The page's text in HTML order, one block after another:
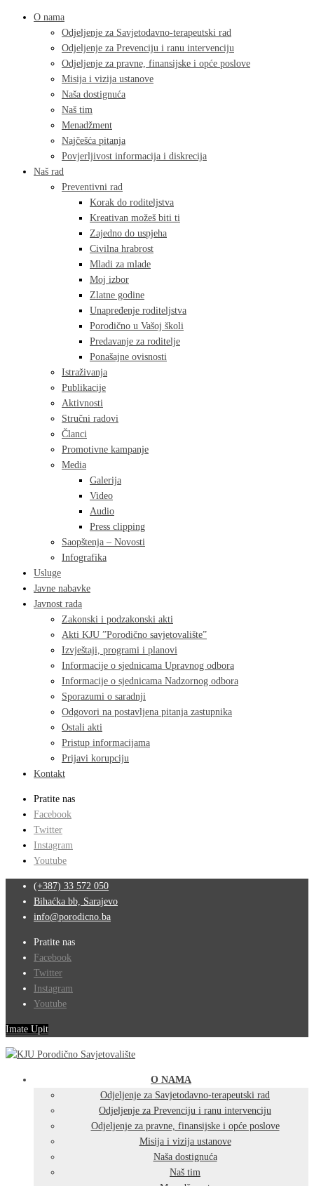
O nama
Odjeljenje za Savjetodavno-terapeutski rad
Odjeljenje za Prevenciju i ranu intervenciju
Odjeljenje za pravne, finansijske i opće poslove
Misija i vizija ustanove
Naša dostignuća
Naš tim
Menadžment
Najčešća pitanja
Povjerljivost informacija i diskrecija
Naš rad
Preventivni rad
Korak do roditeljstva
Kreativan možeš biti ti
Zajedno do uspjeha
Civilna hrabrost
Mladi za mlade
Moj izbor
Zlatne godine
Unapređenje roditeljstva
Porodično u Vašoj školi
Predavanje za roditelje
Ponašajne ovisnosti
Istraživanja
Publikacije
Aktivnosti
Stručni radovi
Članci
Promotivne kampanje
Media
Galerija
Video
Audio
Press clipping
Saopštenja – Novosti
Infografika
Usluge
Javne nabavke
Javnost rada
Zakonski i podzakonski akti
Akti KJU ”Porodično savjetovalište”
Izvještaji, programi i planovi
Informacije o sjednicama Upravnog odbora
Informacije o sjednicama Nadzornog odbora
Sporazumi o saradnji
Odgovori na postavljena pitanja zastupnika
Ostali akti
Pristup informacijama
Prijavi korupciju
Kontakt
Pratite nas
Facebook
Twitter
Instagram
Youtube
(+387) 33 572 050
Bihaćka bb, Sarajevo
info@porodicno.ba
Pratite nas
Facebook
Twitter
Instagram
Youtube
Imate Upit
O NAMA
Odjeljenje za Savjetodavno-terapeutski rad
Odjeljenje za Prevenciju i ranu intervenciju
Odjeljenje za pravne, finansijske i opće poslove
Misija i vizija ustanove
Naša dostignuća
Naš tim